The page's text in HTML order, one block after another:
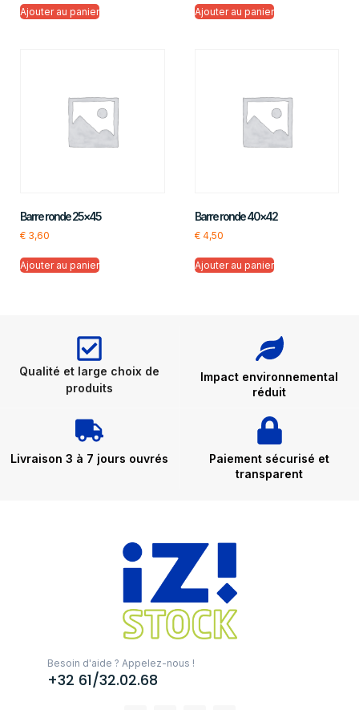
Ajouter au panier Ajouter au panier
Barre ronde 25×45
€ 3,60
Ajouter au panier
Barre ronde 40×42
€4,50
Ajouter au panier
Qualité et large choix de
produits
Impact environnemental
réduit
Livraison 3 à 7 jours ouvrés
Paiement sécurisé et
transparent
Besoin d'aide ? Appelez-nous !
+32 61/32.02.68